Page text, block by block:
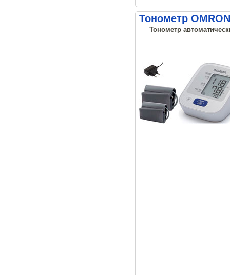
Тонометр
Тонометр